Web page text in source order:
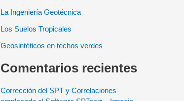
La Ingeniería Geotécnica
Los Suelos Tropicales
Geosintéticos en techos verdes
Comentarios recientes
Corrección del SPT y Correlaciones